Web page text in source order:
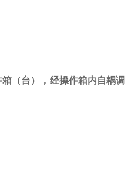
（台），经操作箱内自耦调